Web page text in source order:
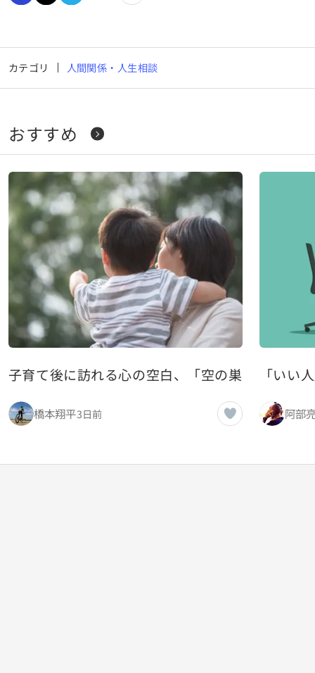
カテゴリ 人間関係・人生相談
おすすめ
子育て後に訪れる心の空白、「空の巣症候群」
橋本翔平3日前
「いい
阿部